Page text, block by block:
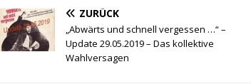
ZURÜCK
„Abwärts und schnell vergessen …“ –
Update 29.05.2019 – Das kollektive
Wahlversagen